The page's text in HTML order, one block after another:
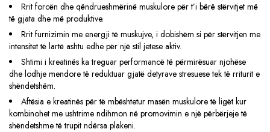
Rrit forcën dhe qëndrueshmërinë muskulore për t’i bërë stërvitjet më
të gjata dhe më produktive.
Rrit furnizimin me energji të muskujve, i dobishëm si për stërvitjen me
intensitet të lartë ashtu edhe për një stil jetese aktiv.
Shtimi i kreatinës ka treguar performancë të përmirësuar njohëse
dhe lodhje mendore të reduktuar gjatë detyrave stresuese tek të rriturit e
shëndetshëm.
Aftësia e kreatinës për të mbështetur masën muskulore të ligët kur
kombinohet me ushtrime ndihmon në promovimin e një përbërjeje të
shëndetshme të trupit ndërsa plakeni.